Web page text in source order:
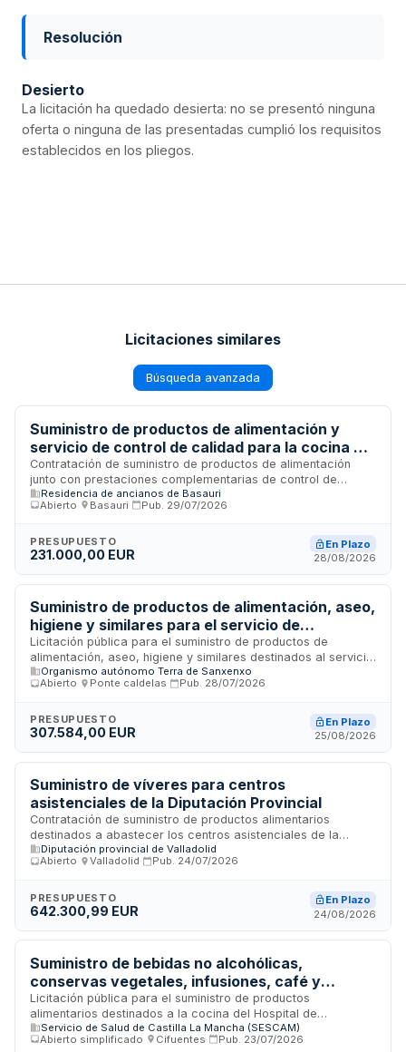
Resolución
Desierto
La licitación ha quedado desierta: no se presentó ninguna
oferta o ninguna de las presentadas cumplió los requisitos
establecidos en los pliegos.
Licitaciones similares
Búsqueda avanzada
Suministro de productos de alimentación y
servicio de control de calidad para la cocina del
Centro Municipal Etxe Maitia
Contratación de suministro de productos de alimentación
junto con prestaciones complementarias de control de
calidad para el servicio de cocina del Centro Municipal Etxe
Maitia, organismo autónomo del Ayuntamiento de Basauri. El
garantía de calidad de productos, cumplimentación de datos
de pedido, verificación de mercancías adquiridas,
condiciones sanitarias estrictas. La dirección del centro
podrá ajustar productos, frecuencia y horarios de entrega
según necesidades.
Residencia de ancianos de Basauri
Abierto
Basauri Pub. 29/07/2026
PRESUPUESTO
231.000,00 EUR
En Plazo
28/08/2026
Suministro de productos de alimentación, aseo,
higiene y similares para el servicio de
emergencia social del Ayuntamiento de
Sanxenxo
Licitación pública para el suministro de productos de
alimentación, aseo, higiene y similares destinados al servicio
de emergencia social municipal del Ayuntamiento de
Sanxenxo. El contrato se ejecutará bajo procedimiento
valor estimado superior a doscientos dieciséis mil euros. La
duración será de cuatro años, con posibilidad de
presupuesto base si se perciben subvenciones de otras
administraciones para cubrir el incremento de solicitudes de
ayudas de emergencia social.
Organismo autónomo Terra de Sanxenxo
Abierto
Ponte caldelas Pub. 28/07/2026
PRESUPUESTO
307.584,00 EUR
En Plazo
25/08/2026
Suministro de víveres para centros
asistenciales de la Diputación Provincial
Contratación de suministro de productos alimentarios
destinados a abastecer los centros asistenciales de la
Diputación Provincial. El contrato se rige por la Ley de
Contratos del Sector Público y tiene carácter administrativo
durante la vigencia del contrato, pudiendo variar según las
necesidades reales de los servicios de cocina. Los
vida útil y cualquier cambio requiere aprobación escrita del
centro asistencial correspondiente.
Diputación provincial de Valladolid
Abierto
Valladolid Pub. 24/07/2026
PRESUPUESTO
642.300,99 EUR
En Plazo
24/08/2026
Suministro de bebidas no alcohólicas,
conservas vegetales, infusiones, café y
galletas para la cocina del Hospital de
Guadalajara
Licitación pública para el suministro de productos
alimentarios destinados a la cocina del Hospital de
Guadalajara. El contrato incluye bebidas no alcohólicas,
conservas vegetales, infusiones, café y galletas necesarios
Servicio de Salud de Castilla La Mancha (SESCAM)
Abierto simplificado
Cifuentes Pub. 23/07/2026